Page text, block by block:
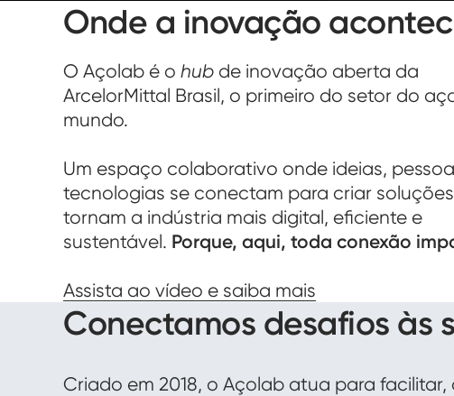
Onde a inovação
O Açolab é o hub de inovação aberta da
ArcelorMittal Brasil, o primeiro do setor do
mundo.
Um espaço colaborativo onde ideias,
tecnologias se conectam para criar
tornam a indústria mais digital, eficiente e
sustentável. Porque, aqui, toda conexão
Assista ao vídeo e saiba mais
Conectamos desafios às
Criado em 2018, o Açolab atua para